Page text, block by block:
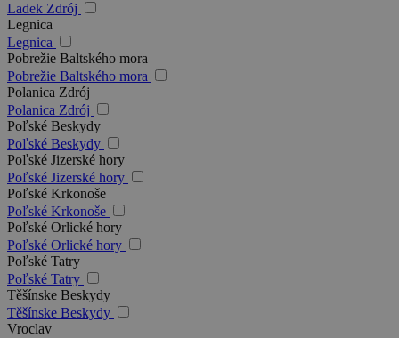
Ladek Zdrój
Legnica
Legnica
Pobrežie Baltského mora
Pobrežie Baltského mora
Polanica Zdrój
Polanica Zdrój
Poľské Beskydy
Poľské Beskydy
Poľské Jizerské hory
Poľské Jizerské hory
Poľské Krkonoše
Poľské Krkonoše
Poľské Orlické hory
Poľské Orlické hory
Poľské Tatry
Poľské Tatry
Těšínske Beskydy
Těšínske Beskydy
Vroclav